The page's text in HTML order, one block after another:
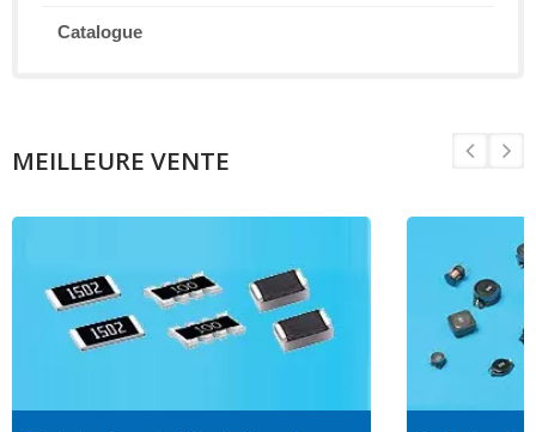
Catalogue
MEILLEURE VENTE